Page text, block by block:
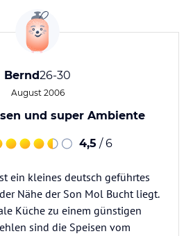
Bernd26-30
August 2006
und super Ambiente
4,5 / 6
ein kleines deutsch geführtes
Nähe der Son Mol Bucht liegt.
Küche zu einem günstigen
sind die Speisen vom